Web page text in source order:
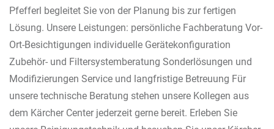
Pfefferl begleitet Sie von der Planung bis zur fertigen
Lösung. Unsere Leistungen: persönliche Fachberatung Vor-
Ort-Besichtigungen individuelle Gerätekonfiguration
Zubehör- und Filtersystemberatung Sonderlösungen und
Modifizierungen Service und langfristige Betreuung Für
unsere technische Beratung stehen unsere Kollegen aus
dem Kärcher Center jederzeit gerne bereit. Erleben Sie